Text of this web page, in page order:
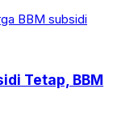
Tetap, BBM